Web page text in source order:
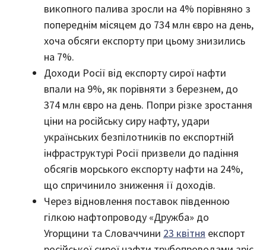
викопного палива зросли на 4% порівняно з
попереднім місяцем до 734 млн євро на день,
хоча обсяги експорту при цьому знизились
на 7%.
Доходи Росії від експорту сирої нафти
впали на 9%, як порівняти з березнем, до
374 млн євро на день. Попри різке зростання
ціни на російську сиру нафту, удари
українських безпілотників по експортній
інфраструктурі Росії призвели до падіння
обсягів морського експорту нафти на 24%,
що спричинило зниження її доходів.
Через відновлення поставок південною
гілкою нафтопроводу «Дружба» до
Угорщини та Словаччини 23 квітня експорт